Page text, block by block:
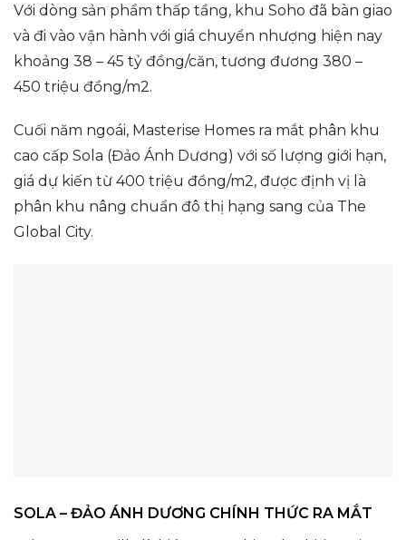
Với dòng sản phẩm thấp tầng, khu Soho đã bàn giao
và đi vào vận hành với giá chuyển nhượng hiện nay
khoảng 38 – 45 tỷ đồng/căn, tương đương 380 –
450 triệu đồng/m2.
Cuối năm ngoái, Masterise Homes ra mắt phân khu
cao cấp Sola (Đảo Ánh Dương) với số lượng giới hạn,
giá dự kiến từ 400 triệu đồng/m2, được định vị là
phân khu nâng chuẩn đô thị hạng sang của The
Global City.
SOLA – ĐẢO ÁNH DƯƠNG CHÍNH THỨC RA MẮT